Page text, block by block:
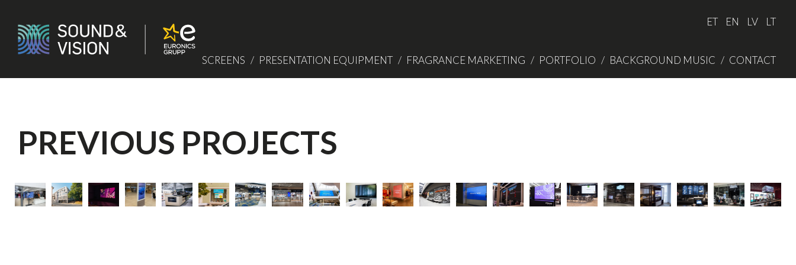
content
Sound
Vision
ET EN LV LT
SCREENS PRESENTATION EQUIPMENT FRAGRANCE MARKETING PORTFOLIO BACKGROUND MUSIC CONTACT
PREVIOUS PROJECTS